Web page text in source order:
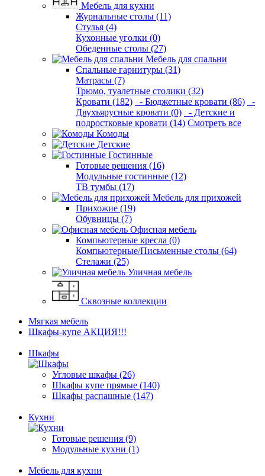
Мебель для кухни
Журнальные столы (11)
Стулья (4)
Кухонные уголки (0)
Обеденные столы (27)
Мебель для спальни
Спальные гарнитуры (31)
Матрасы (7)
Трюмо, туалетные столики (32)
Кровати (182)
- Бюджетные кровати (86)
-
Двухъярусные кровати (0)
- Детские и
подростковые кровати (14) Смотреть все
Комоды
Детские
Гостинные
Готовые решения (16)
Модульные гостинные (12)
ТВ тумбы (17)
Мебель для прихожей
Прихожие (19)
Обувницы (7)
Офисная мебель
Компьютерные кресла (0)
Компьютерные/Письменные столы (64)
Стелажи (25)
Уличная мебель
Сквозные коллекции
Мягкая мебель
Шкафы-купе АКЦИЯ!!!
Шкафы
Угловые шкафы (26)
Шкафы купе прямые (140)
Шкафы распашные (147)
Кухни
Готовые решения (9)
Модульные кухни (1)
Мебель для кухни